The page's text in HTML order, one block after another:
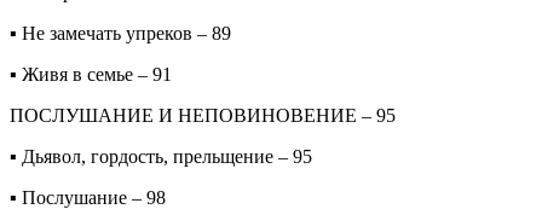
▪ Не замечать упреков – 89
▪ Живя в семье – 91
ПОСЛУШАНИЕ И НЕПОВИНОВЕНИЕ – 95
▪ Дьявол, гордость, прельщение – 95
▪ Послушание – 98